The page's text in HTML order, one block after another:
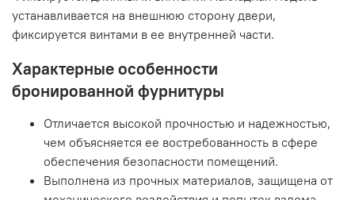
устанавливается на внешнюю сторону двери,
фиксируется винтами в ее внутренней части.
Характерные особенности
бронированной фурнитуры
Отличается высокой прочностью и надежностью,
чем объясняется ее востребованность в сфере
обеспечения безопасности помещений.
Выполнена из прочных материалов, защищена от